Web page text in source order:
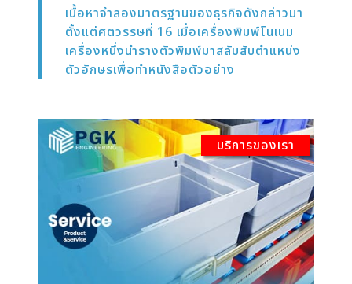
เนื้อหาจำลองมาตรฐานของธุรกิจดังกล่าวมา
ตั้งแต่ศตวรรษที่ 16 เมื่อเครื่องพิมพ์โนเนม
เครื่องหนึ่งนำรางตัวพิมพ์มาสลับสับตำแหน่ง
ตัวอักษรเพื่อทำหนังสือตัวอย่าง
บริการของเรา